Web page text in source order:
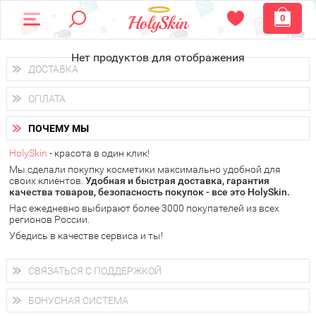
0
Нет продуктов для отображения
ДОСТАВКА
Доставка осуществляетсяпо всем городам России.
Вы можете выбрать доставку курьером, Почтой России или
получить заказ в пунктах выдачи PickPoint или пункте
самовывоза.
В 20 городах России доставка осуществляется ужена
следующий день.
у Вас всегда есть возможность получитьбесплатную
доставку от HolySkin.
подробнее об условиях доставки и оплаты в Вашем городе
ОПЛАТА
Вы можете оплатить свой заказ любым удобным способом:
наличными деньгами (
через интернет-банк (Альфа-банк, Сбербанк) и другими
электронными способами.
ПОЧЕМУ МЫ
HolySkin - красота в один клик!
Мы сделали покупку косметики максимально удобной для
своих клиентов. Удобная и быстрая доставка, гарантия
качества товаров, безопасность покупок - все это HolySkin.
Нас ежедневно выбирают более 3000 покупателей из всех
регионов России.
Убедись в качестве сервиса и ты!
СВЯЗАТЬСЯ С ПОДДЕРЖКОЙ
+7 (800) 707-24-55
Мы будем рады ответить на все Ваши вопросы по работе
магазина, проконсультировать по товарам, рассказать о
БОНУСНАЯ СИСТЕМА